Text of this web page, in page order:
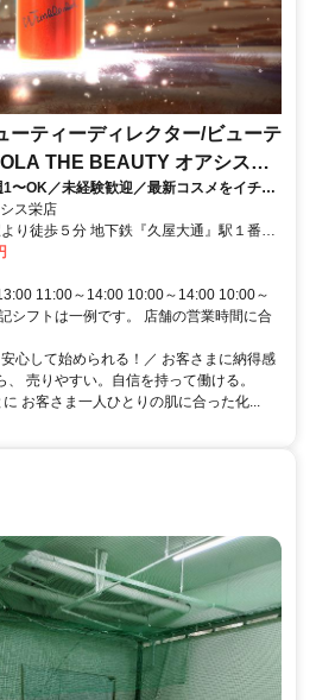
ーティーディレクター/ビューテ
THE BEAUTY オアシス栄
1〜OK／未経験歓迎／最新コスメをイチ早
イに／Wワーク・副業
ス栄店
ル」の北側
11:00～14:00 10:00～14:00 10:00～
シフトは一例です。 店舗の営業時間に合
心して始められる！／ お客さまに納得感
売りやすい。自信を持って働ける。
お客さま一人ひとりの肌に合った化...